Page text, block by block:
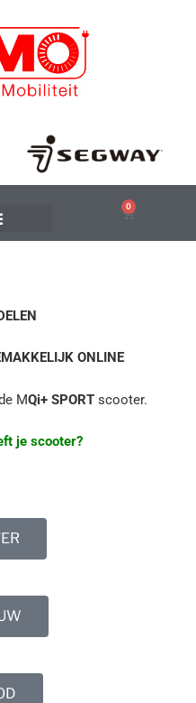
0
ONLINE
MQi+ SPORTscooter.
je scooter?